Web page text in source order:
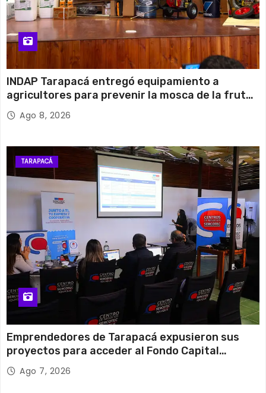
INDAP Tarapacá entregó equipamiento a
agricultores para prevenir la mosca de la fruta
en Pica
Ago 8, 2026
TARAPACÁ
Emprendedores de Tarapacá expusieron sus
proyectos para acceder al Fondo Capital
Semilla de SERCOTEC
Ago 7, 2026